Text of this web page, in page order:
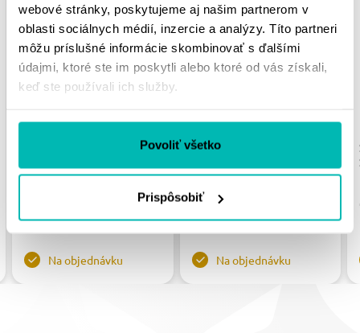
webové stránky, poskytujeme aj našim partnerom v
oblasti sociálnych médií, inzercie a analýzy. Títo partneri
môžu príslušné informácie skombinovať s ďalšími
údajmi, ktoré ste im poskytli alebo ktoré od vás získali,
keď ste používali ich služby.
Povoliť všetko
Prispôsobiť
RED ČERVENÉ 45T, 520
Na objednávku
SUPERSPROX
BLU MODRÁ 49T, 520
77.07 €
Na objednávku